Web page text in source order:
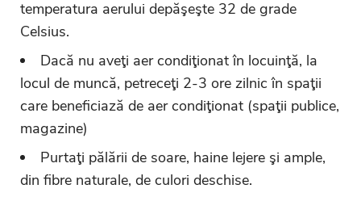
temperatura aerului depăşeşte 32 de grade
Celsius.
Dacă nu aveţi aer condiţionat în locuinţă, la
locul de muncă, petreceţi 2-3 ore zilnic în spaţii
care beneficiază de aer condiţionat (spaţii publice,
magazine)
Purtaţi pălării de soare, haine lejere şi ample,
din fibre naturale, de culori deschise.